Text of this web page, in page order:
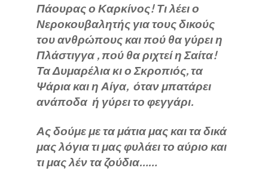
Πάουρας ο Καρκίνος!Τι λέει ο
Νεροκουβαλητής για τους δικούς
του ανθρώπους και πού θα γύρει η
Πλάστιγγα , πού θα ριχτεί η Σαίτα!
Τα Δυμαρέλια κι ο Σκροπιός, τα
Ψάρια και η Αίγα, όταν μπατάρει
ανάποδα ή γύρει το φεγγάρι.
Ας δούμε με τα μάτια μας και τα δικά
μας λόγια τι μαςφυλάει το αύριο και
τι μας λέν τα ζούδια……